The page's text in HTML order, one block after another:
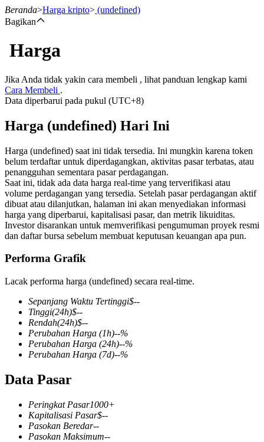
Berjangka
USDT Berjangka
Kontrak berjangka menggunakan USDT sebagai jaminannya
COIN-M Berjangka
Mata Uang Kripto Berjangka
TradFi
Derivatif saham, forex, logam mulia, dan komoditas
Beranda>Harga kripto> (undefined)
Bagikan
Harga
Jika Anda tidak yakin cara membeli , lihat panduan lengkap kami
Cara Membeli .
Data diperbarui pada pukul (UTC+8)
Harga (undefined) Hari Ini
Harga (undefined) saat ini tidak tersedia. Ini mungkin karena token
belum terdaftar untuk diperdagangkan, aktivitas pasar terbatas, atau
penangguhan sementara pasar perdagangan.
Saat ini, tidak ada data harga real-time yang terverifikasi atau
volume perdagangan yang tersedia. Setelah pasar perdagangan aktif
dibuat atau dilanjutkan, halaman ini akan menyediakan informasi
harga yang diperbarui, kapitalisasi pasar, dan metrik likuiditas.
Investor disarankan untuk memverifikasi pengumuman proyek resmi
dan daftar bursa sebelum membuat keputusan keuangan apa pun.
Performa Grafik
Lacak performa harga (undefined) secara real-time.
Sepanjang Waktu Tertinggi$--
Tinggi(24h)$--
Rendah(24h)$--
Perubahan Harga (1h)--%
Perubahan Harga (24h)--%
Perubahan Harga (7d)--%
Data Pasar
Peringkat Pasar1000+
Kapitalisasi Pasar$--
Pasokan Beredar--
Pasokan Maksimum--